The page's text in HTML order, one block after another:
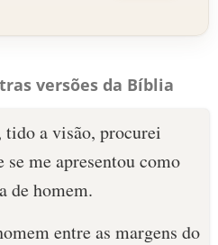
versões da Bíblia
tido a visão, procurei
se me apresentou como
de homem.
entre as margens do